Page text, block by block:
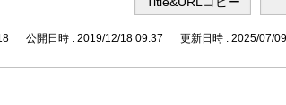
公開日時 : 2019/12/18 09:37 更新日時 : 2025/07/